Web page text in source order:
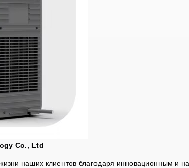
Co., Ltd
наших клиентов благодаря инновационным и